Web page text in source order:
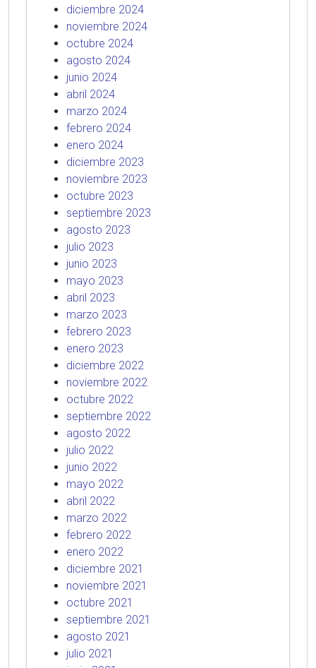
diciembre 2024
noviembre 2024
octubre 2024
agosto 2024
junio 2024
abril 2024
marzo 2024
febrero 2024
enero 2024
diciembre 2023
noviembre 2023
octubre 2023
septiembre 2023
agosto 2023
julio 2023
junio 2023
mayo 2023
abril 2023
marzo 2023
febrero 2023
enero 2023
diciembre 2022
noviembre 2022
octubre 2022
septiembre 2022
agosto 2022
julio 2022
junio 2022
mayo 2022
abril 2022
marzo 2022
febrero 2022
enero 2022
diciembre 2021
noviembre 2021
octubre 2021
septiembre 2021
agosto 2021
julio 2021